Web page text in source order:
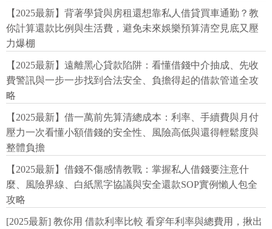
【2025最新】背著學貸與房租還想靠私人借貸買車通勤？教
你計算還款比例與生活費，避免未來娛樂預算清空見底又壓
力爆棚
【2025最新】遠離黑心貸款陷阱：看懂借錢中介抽成、先收
費警訊與一步一步找到合法安全、負擔得起的借款管道全攻
略
【2025最新】借一萬前先算清總成本：利率、手續費與月付
壓力一次看懂小額借錢的安全性、風險高低與還得輕鬆度與
整體負擔
【2025最新】借錢不傷感情教戰：掌握私人借錢要注意什
麼、風險界線、白紙黑字協議與安全還款SOP實例懶人包全
攻略
[2025最新] 教你用 借款利率比較 看穿年利率與總費用，揪出